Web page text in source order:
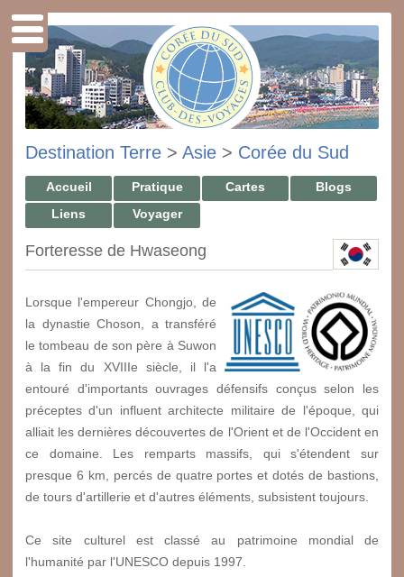
Destination Terre > Asie > Corée du Sud
Accueil Pratique Cartes
Blogs
Liens
Voyager
Forteresse de Hwaseong
Lorsque l'empereur Chongjo, de
la dynastie Choson, a transféré
le tombeau de son père à Suwon
à la fin du XVIIIe siècle, il l'a
entouré d'importants ouvrages défensifs conçus selon les
préceptes d'un influent architecte militaire de l'époque, qui
alliait les dernières découvertes de l'Orient et de l'Occident en
ce domaine. Les remparts massifs, qui s'étendent sur
presque 6 km, percés de quatre portes et dotés de bastions,
de tours d'artillerie et d'autres éléments, subsistent toujours.
Ce site culturel est classé au patrimoine mondial de
l'humanité par l'UNESCO depuis 1997.